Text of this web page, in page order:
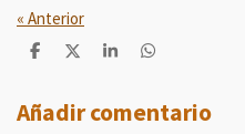
« Anterior
C
p
a
C
p
a
C
p
a
C
p
a
Añadir comentario